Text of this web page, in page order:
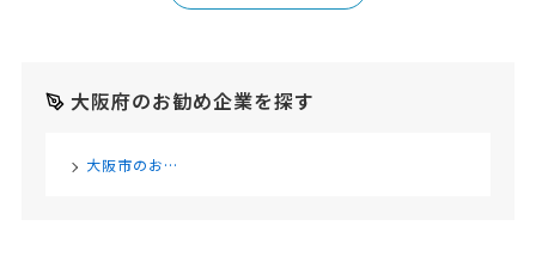
大阪府のお勧め企業を探す
大阪市のおすすめ広告代理店#count#選